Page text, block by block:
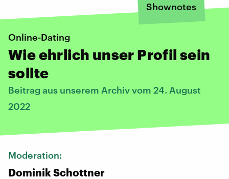
Shownotes
Online-Dating
Wie ehrlich unser Profil sein
sollte
Beitrag aus unserem Archiv vom 24. August
2022
Moderation:
Dominik Schottner